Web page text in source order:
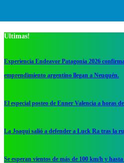
Ultimas!
Experiencia Endeavor Patagonia 2026
emprendimiento argentino llegan a Neuquén.
El especial posteo de Enner Valencia a horas
La Joaqui salió a defender a Luck Ra tras la
Se esperan vientos de más de 100 km/h y